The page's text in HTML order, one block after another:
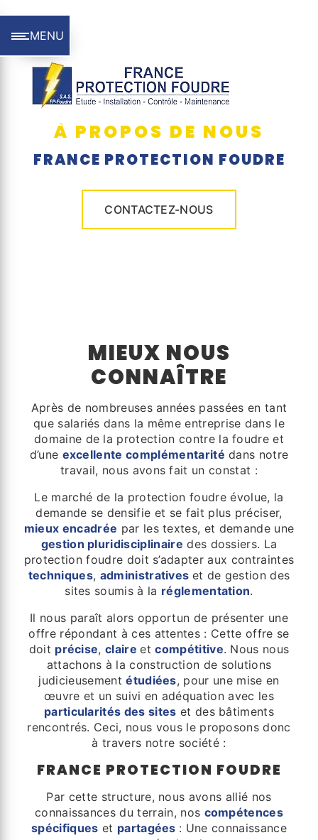
MENU
À PROPOS DE NOUS
FRANCE PROTECTION FOUDRE
CONTACTEZ-NOUS
MIEUX NOUS
CONNAÎTRE
Après de nombreuses années passées en tant
que salariés dans la même entreprise dans le
domaine de la protection contre la foudre et
d’une excellente complémentarité dans notre
travail, nous avons fait un constat :
Le marché de la protection foudre évolue, la
demande se densifie et se fait plus préciser,
mieux encadrée par les textes, et demande une
gestion pluridisciplinaire des dossiers. La
protection foudre doit s’adapter aux contraintes
techniques, administratives et de gestion des
sites soumis à la réglementation.
Il nous paraît alors opportun de présenter une
offre répondant à ces attentes : Cette offre se
doit précise,claireetcompétitive. Nous nous
attachons à la construction de solutions
judicieusementétudiées, pour une mise en
œuvre et un suivi en adéquation avec les
particularités des sites et des bâtiments
rencontrés. Ceci, nous vous le proposons donc
à travers notre société :
FRANCE PROTECTION FOUDRE
Par cette structure, nous avons allié nos
connaissances du terrain, nos compétences
spécifiques et partagées : Une connaissance